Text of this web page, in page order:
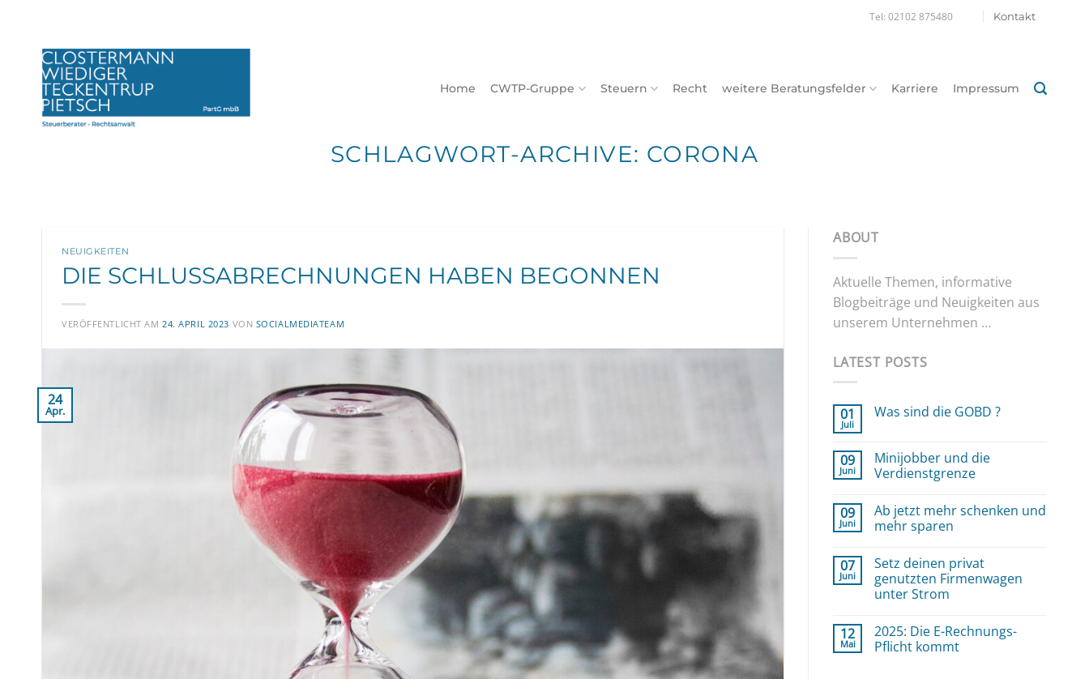
springen
Tel: 02102 875480 Kontakt
Home CWTP-Gruppe Steuern Recht weitere Beratungsfelder Karriere Impressum
SCHLAGWORT-ARCHIVE: CORONA
NEUIGKEITEN
DIE SCHLUSSABRECHNUNGEN HABEN BEGONNEN
VERÖFFENTLICHT AM 24. APRIL 2023 VON SOCIALMEDIATEAM
24
Apr.
ABOUT
Aktuelle Themen, informative
Blogbeiträge und Neuigkeiten aus
unserem Unternehmen …
LATEST POSTS
01
Juli
Was sind die GOBD ?
Was
sind
die
09
Juni
Minijobber und die
Verdienstgrenze
zu
Minijobber
und
09
Juni
Ab jetzt mehr schenken und
mehr sparen
zu
Ab
jetzt
mehr
mehr
sparen
07
Juni
Setz deinen privat
genutzten Firmenwagen
unter Strom
zu
Setz
deinen
12
Mai
2025: Die E-Rechnungs-
Pflicht kommt